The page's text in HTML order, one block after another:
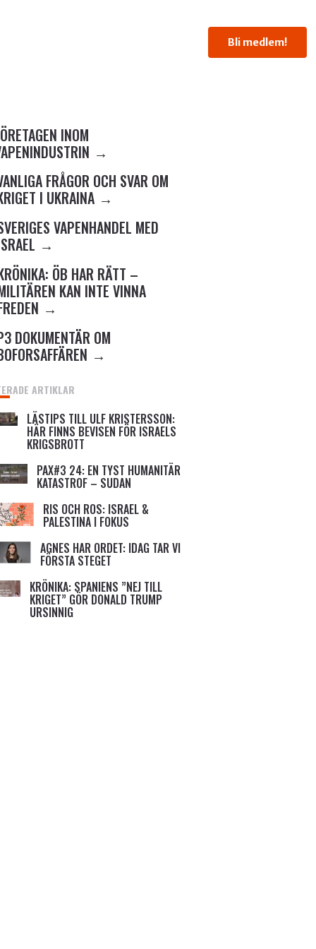
Bli medlem!
INOM
FRÅGOR OCH SVAR OM
I UKRAINA
VAPENHANDEL MED
ÖB HAR RÄTT –
KAN INTE VINNA
DOKUMENTÄR OM
ARTIKLAR
LÄSTIPS TILL ULF KRISTERSSON:
HÄR FINNS BEVISEN FÖR ISRAELS
KRIGSBROTT
PAX#3 24: EN TYST HUMANITÄR
KATASTROF – SUDAN
RIS OCH ROS: ISRAEL &
PALESTINA I FOKUS
AGNES HAR ORDET: IDAG TAR VI
FÖRSTA STEGET
KRÖNIKA: SPANIENS ”NEJ TILL
KRIGET” GÖR DONALD TRUMP
URSINNIG